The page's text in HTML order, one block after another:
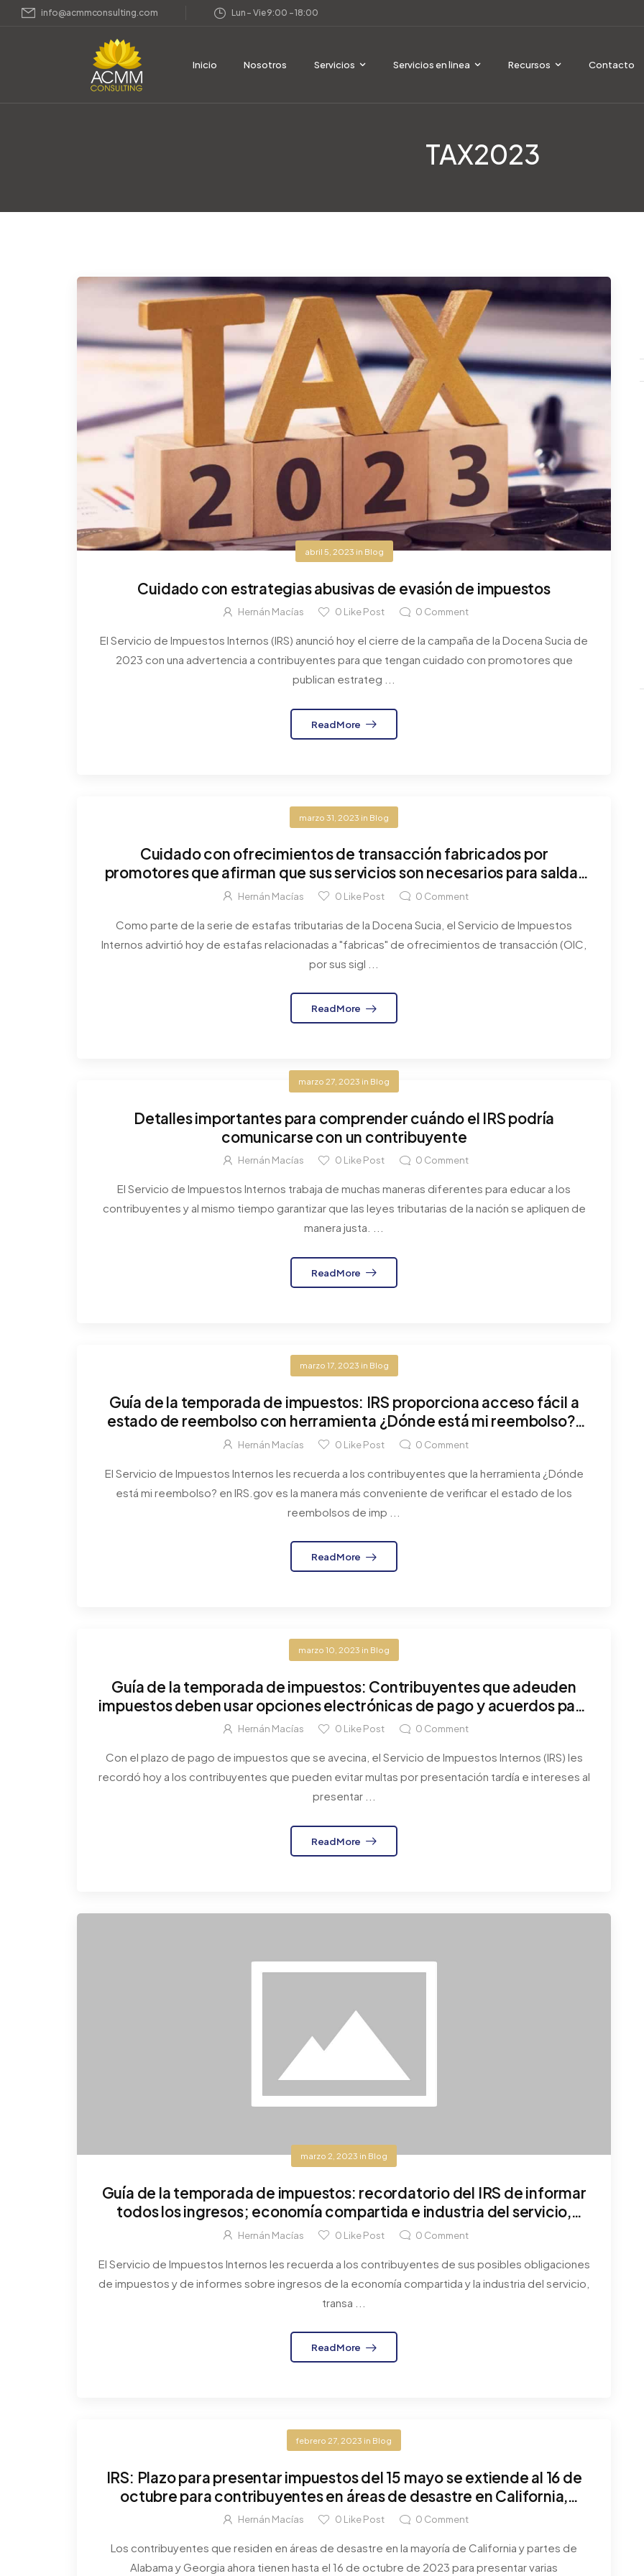
info@acmmconsulting.com Lun – Vie 9:00 – 18:00
Inicio Nosotros Servicios Servicios en linea Recursos Contacto
TAX2023
abril 5, 2023 in Blog
Cuidado con estrategias abusivas de evasión de impuestos
Hernán Macías 0 Like Post 0 Comment
El Servicio de Impuestos Internos (IRS) anunció hoy el cierre de la campaña de la Docena Sucia de
2023 con una advertencia a contribuyentes para que tengan cuidado con promotores que
publican estrateg ...
Read More
marzo 31, 2023 in Blog
Cuidado con ofrecimientos de transacción fabricados por
promotores que afirman que sus servicios son necesarios para saldar
deudas con el IRS
Hernán Macías 0 Like Post 0 Comment
Como parte de la serie de estafas tributarias de la Docena Sucia, el Servicio de Impuestos
Internos advirtió hoy de estafas relacionadas a "fabricas" de ofrecimientos de transacción (OIC,
por sus sigl ...
Read More
marzo 27, 2023 in Blog
Detalles importantes para comprender cuándo el IRS podría
comunicarse con un contribuyente
Hernán Macías 0 Like Post 0 Comment
El Servicio de Impuestos Internos trabaja de muchas maneras diferentes para educar a los
contribuyentes y al mismo tiempo garantizar que las leyes tributarias de la nación se apliquen de
manera justa. ...
Read More
marzo 17, 2023 in Blog
Guía de la temporada de impuestos: IRS proporciona acceso fácil a
estado de reembolso con herramienta ¿Dónde está mi reembolso?;
no hay necesidad de llamar
Hernán Macías 0 Like Post 0 Comment
El Servicio de Impuestos Internos les recuerda a los contribuyentes que la herramienta ¿Dónde
está mi reembolso? en IRS.gov es la manera más conveniente de verificar el estado de los
reembolsos de imp ...
Read More
marzo 10, 2023 in Blog
Guía de la temporada de impuestos: Contribuyentes que adeuden
impuestos deben usar opciones electrónicas de pago y acuerdos para
evitar multas e intereses
Hernán Macías 0 Like Post 0 Comment
Con el plazo de pago de impuestos que se avecina, el Servicio de Impuestos Internos (IRS) les
recordó hoy a los contribuyentes que pueden evitar multas por presentación tardía e intereses al
presentar ...
Read More
marzo 2, 2023 in Blog
Guía de la temporada de impuestos: recordatorio del IRS de informar
todos los ingresos; economía compartida e industria del servicio,
activos y fuentes digitales o extranjeras
Hernán Macías 0 Like Post 0 Comment
El Servicio de Impuestos Internos les recuerda a los contribuyentes de sus posibles obligaciones
de impuestos y de informes sobre ingresos de la economía compartida y la industria del servicio,
transa ...
Read More
febrero 27, 2023 in Blog
IRS: Plazo para presentar impuestos del 15 mayo se extiende al 16 de
octubre para contribuyentes en áreas de desastre en California,
Alabama y Georgia
Hernán Macías 0 Like Post 0 Comment
Los contribuyentes que residen en áreas de desastre en la mayoría de California y partes de
Alabama y Georgia ahora tienen hasta el 16 de octubre de 2023 para presentar varias